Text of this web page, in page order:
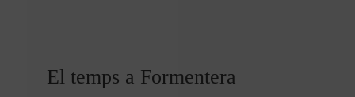
El temps a Formentera